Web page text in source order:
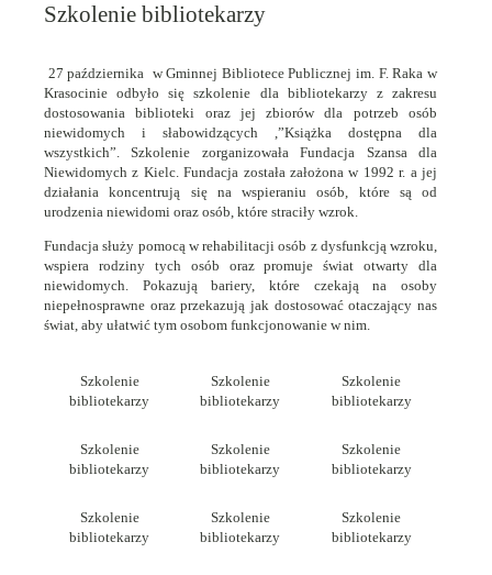
Szkolenie bibliotekarzy
27 października w Gminnej Bibliotece Publicznej im. F. Raka w
Krasocinie odbyło się szkolenie dla bibliotekarzy z zakresu
dostosowania biblioteki oraz jej zbiorów dla potrzeb osób
niewidomych i słabowidzących ,”Książka dostępna dla
wszystkich”. Szkolenie zorganizowała Fundacja Szansa dla
Niewidomych z Kielc. Fundacja została założona w 1992 r. a jej
działania koncentrują się na wspieraniu osób, które są od
urodzenia niewidomi oraz osób, które straciły wzrok.
Fundacja służy pomocą w rehabilitacji osób z dysfunkcją wzroku,
wspiera rodziny tych osób oraz promuje świat otwarty dla
niewidomych. Pokazują bariery, które czekają na osoby
niepełnosprawne oraz przekazują jak dostosować otaczający nas
świat, aby ułatwić tym osobom funkcjonowanie w nim.
Szkolenie
bibliotekarzy
Szkolenie
bibliotekarzy
Szkolenie
bibliotekarzy
Szkolenie
bibliotekarzy
Szkolenie
bibliotekarzy
Szkolenie
bibliotekarzy
Szkolenie
bibliotekarzy
Szkolenie
bibliotekarzy
Szkolenie
bibliotekarzy